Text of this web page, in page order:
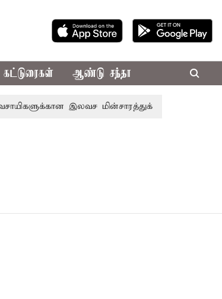
கட்டுரைகள் ஆண்டு சந்தா
இலவச மின்சாரத்துக்காக ரூ.7,432